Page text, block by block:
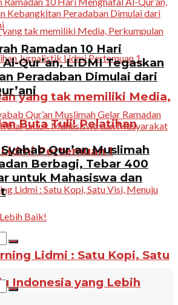
yang tak memiliki Media,
Buta Tuli! Pelatihan
Pertemuan 1
Lidmi : Satu Kopi, Satu
Indonesia yang Lebih
Ramadan 10 Hari
Qur’an, LIDMI Tegaskan
Peradaban Dimulai dari
Qur’an Muslimah
Berbagi, Tebar 400
untuk Mahasiswa dan